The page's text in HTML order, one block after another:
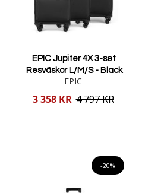
EPIC Jupiter 4X 3-set
Resväskor L/M/S - Black
EPIC
Reducerat
3 358 KR 4 797 KR
-20%